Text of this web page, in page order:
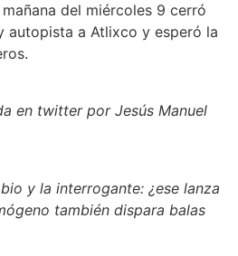
del miércoles 9 cerró
autopista a Atlixco y esperó la
en twitter por Jesús Manuel
y la interrogante: ¿ese lanza
también dispara balas